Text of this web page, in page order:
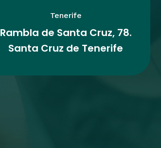
Tenerife
Rambla de Santa Cruz, 78.
Santa Cruz de Tenerife